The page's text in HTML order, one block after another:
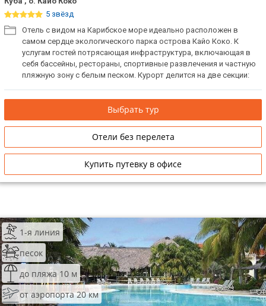
5 звёзд
Отель с видом на Карибское море идеально расположен в
самом сердце экологического парка острова Кайо Коко. К
услугам гостей потрясающая инфраструктура, включающая в
себя бассейны, рестораны, спортивные развлечения и частную
пляжную зону с белым песком. Курорт делится на две секции:
место для расслабленного пляжного отдыха всей семьей.
Выбрать тур
Отели без перелета
Купить путевку в офисе
1-я линия
песок
до пляжа 10 м
от аэропорта 20 км